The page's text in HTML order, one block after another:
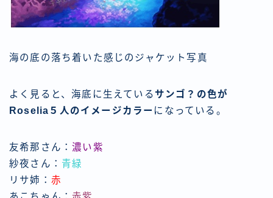
海の底の落ち着いた感じのジャケット写真
よく見ると、海底に生えているサンゴ？の色が
Roselia５人のイメージカラー になっている。
友希那さん：濃い紫
紗夜さん： 青緑
リサ姉： 赤